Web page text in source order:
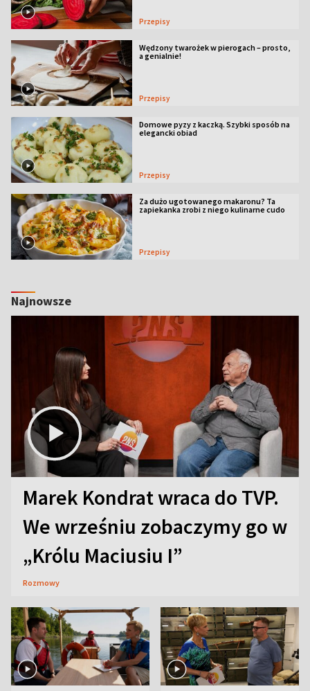
Przepisy
Wędzony twarożek w pierogach – prosto,
a genialnie!
Przepisy
Domowe pyzy z kaczką. Szybki sposób na
elegancki obiad
Przepisy
Za dużo ugotowanego makaronu? Ta
zapiekanka zrobi z niego kulinarne cudo
Przepisy
Najnowsze
Marek Kondrat wraca do TVP.
We wrześniu zobaczymy go w
„Królu Maciusiu I”
Rozmowy